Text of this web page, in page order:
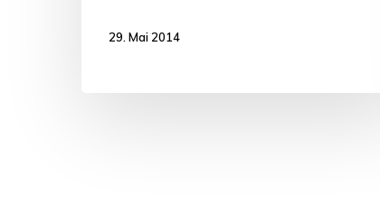
29. Mai 2014